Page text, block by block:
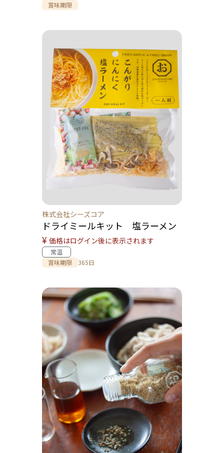
賞味期限
株式会社シーズコア
ドライミールキット 塩ラーメン
¥ 価格はログイン後に表示されます
常温
賞味期限
365日